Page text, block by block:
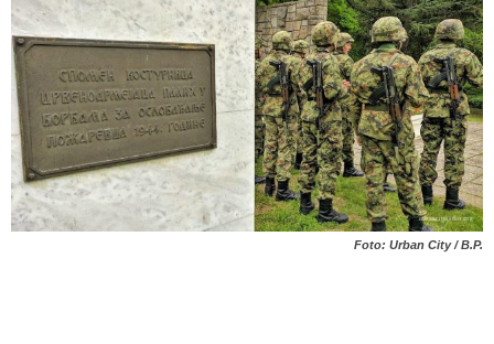
Foto: Urban City / B.P.